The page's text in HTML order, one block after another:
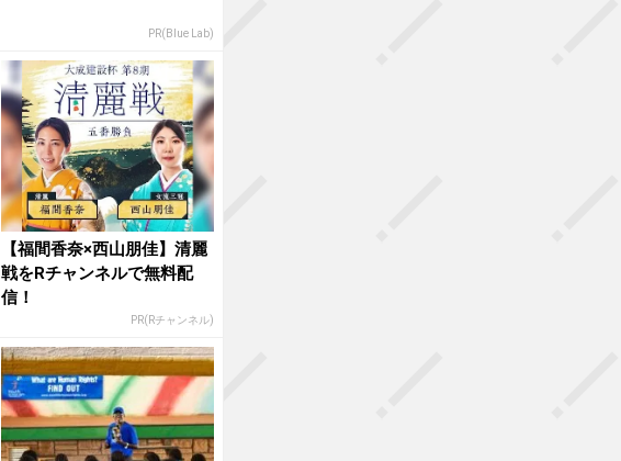
PR(Blue Lab)
【福間香奈×西山朋佳】清麗
戦をRチャンネルで無料配
信！
PR(Rチャンネル)